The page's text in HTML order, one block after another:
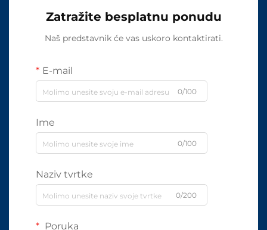
Zatražite besplatnu ponudu
Naš predstavnik će vas uskoro kontaktirati.
E-mail
0/100
Ime
0/100
Naziv tvrtke
0/200
Poruka